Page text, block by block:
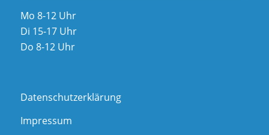
Mo 8-12 Uhr
Di 15-17 Uhr
Do 8-12 Uhr
Datenschutzerklärung
Impressum